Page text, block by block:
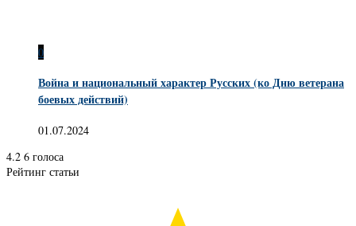
0
Война и национальный характер Русских (ко Дню ветерана
боевых действий)
01.07.2024
4.2 6 голоса
Рейтинг статьи